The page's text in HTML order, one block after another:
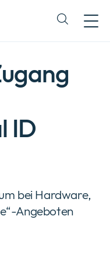
Expand
sub
menu
ID
bei Hardware,
Angeboten